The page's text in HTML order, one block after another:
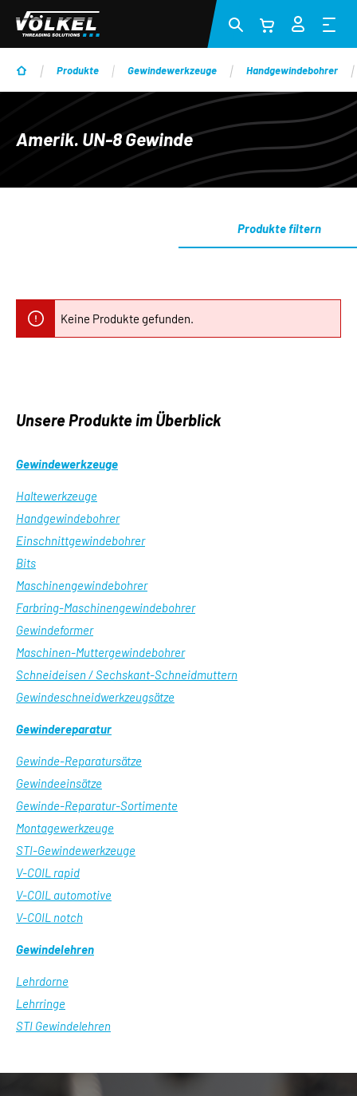
Zum Hauptinhalt springen
Produkte Gewindewerkzeuge Handgewindebohrer
Amerik. UN-8 Gewinde
Produkte filtern
Keine Produkte gefunden.
Unsere Produkte im Überblick
Gewindewerkzeuge
Haltewerkzeuge
Handgewindebohrer
Einschnittgewindebohrer
Bits
Maschinengewindebohrer
Farbring-Maschinengewindebohrer
Gewindeformer
Maschinen-Muttergewindebohrer
Schneideisen / Sechskant-Schneidmuttern
Gewindeschneidwerkzeugsätze
Gewindereparatur
Gewinde-Reparatursätze
Gewindeeinsätze
Gewinde-Reparatur-Sortimente
Montagewerkzeuge
STI-Gewindewerkzeuge
V-COIL rapid
V-COIL automotive
V-COIL notch
Gewindelehren
Lehrdorne
Lehrringe
STI Gewindelehren